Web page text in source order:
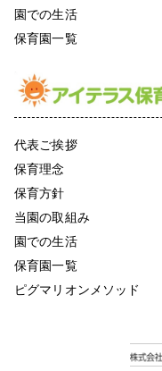
園での生活
保育園一覧
代表ご挨拶
保育理念
保育方針
当園の取組み
園での生活
保育園一覧
ピグマリオンメソッド